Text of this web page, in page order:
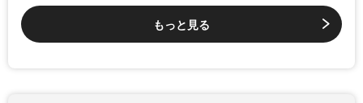
もっと見る